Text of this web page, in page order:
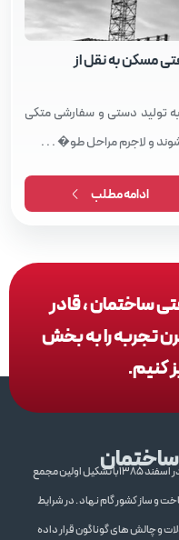
مسکن به نقل از
تولید دستی و سفارشی متکی
و لاجرم مراحل طو� . . .
ادامه مطلب
ساختمان ، قادر
تجربه را به بخش
کنیم.
ساختمانانجمن تولیدکنندگان و فنآوران صنعتی ساختمان ، در اسفند 1385با تشکیل اولین مجمع
و ساز کشور گام نهاد . در شرایط
و چالش های گوناگون قرار داده